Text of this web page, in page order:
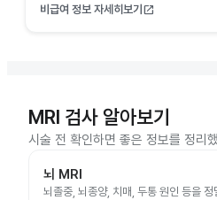
비급여 정보 자세히보기 open_in_new
MRI 검사 알아보기
시술 전 확인하면 좋은 정보를 정리
뇌 MRI
뇌졸중, 뇌종양, 치매, 두통 원인 등을